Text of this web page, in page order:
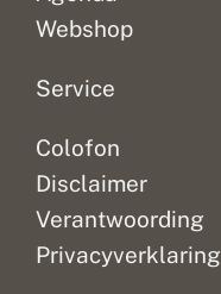
Webshop
Service
Colofon
Disclaimer
Verantwoording
Privacyverklaring